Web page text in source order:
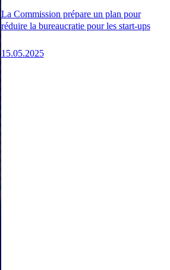
La Commission prépare un plan pour
réduire la bureaucratie pour les start-ups
15.05.2025